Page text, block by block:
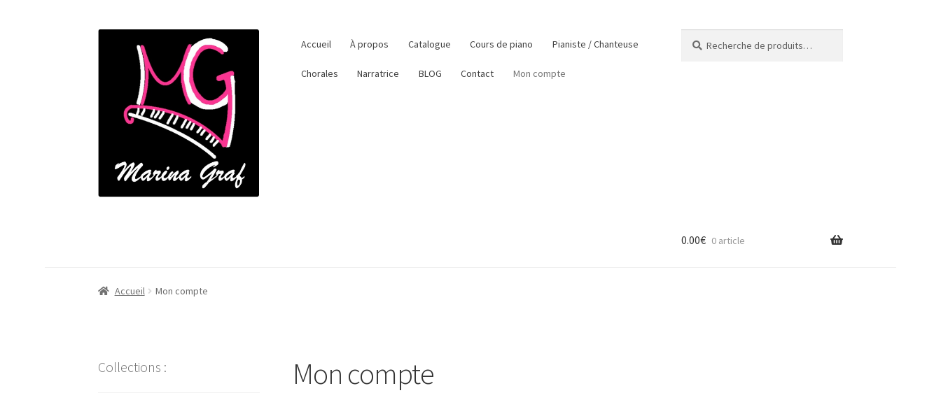
navigation
Accueil À propos Catalogue Cours de piano Pianiste / Chanteuse
Chorales Narratrice BLOG Contact Mon compte
pour :
0.00€ 0 article
Accueil Mon compte
Mon compte
Collections :